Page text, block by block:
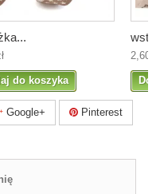
do koszyka
2,60
Google+ Pinterest